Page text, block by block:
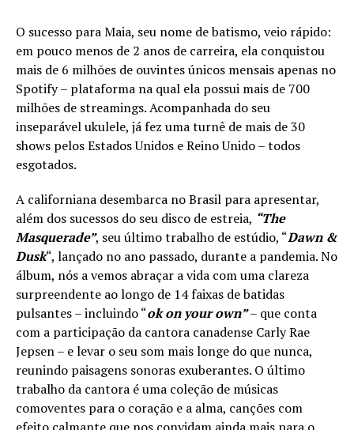
O sucesso para Maia, seu nome de batismo, veio rápido:
em pouco menos de 2 anos de carreira, ela conquistou
mais de 6 milhões de ouvintes únicos mensais apenas no
Spotify – plataforma na qual ela possui mais de 700
milhões de streamings. Acompanhada do seu
inseparável ukulele, já fez uma turnê de mais de 30
shows pelos Estados Unidos e Reino Unido – todos
esgotados.
A californiana desembarca no Brasil para apresentar,
além dos sucessos do seu disco de estreia, “The
Masquerade”, seu último trabalho de estúdio, “Dawn &
Dusk“, lançado no ano passado, durante a pandemia. No
álbum, nós a vemos abraçar a vida com uma clareza
surpreendente ao longo de 14 faixas de batidas
pulsantes – incluindo “ok on your own”– que conta
com a participação da cantora canadense Carly Rae
Jepsen – e levar o seu som mais longe do que nunca,
reunindo paisagens sonoras exuberantes. O último
trabalho da cantora é uma coleção de músicas
comoventes para o coração e a alma, canções com